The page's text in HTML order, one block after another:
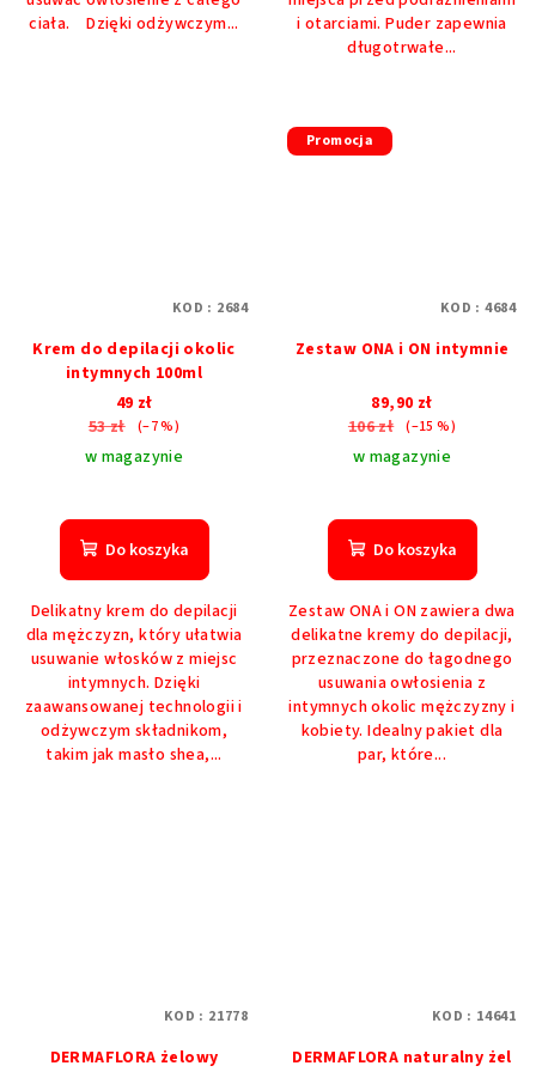
ciała. Dzięki odżywczym...
i otarciami. Puder zapewnia
długotrwałe...
Krem do depilacji okolic
intymnych 100ml
49 zł
53 zł
(–7 %)
w magazynie
ocena
produktu
na
5
gwiazdek.
Do koszyka
Delikatny krem ​​do depilacji
dla mężczyzn, który ułatwia
usuwanie włosków z miejsc
intymnych. Dzięki
zaawansowanej technologii i
odżywczym składnikom,
takim jak masło shea,...
KOD : 2684
Promocja
Zestaw ONA i ON intymnie
89,90 zł
106 zł (–15 %)
w magazynie
ocena
produktu
na
5
gwiazdek.
Do koszyka
Zestaw ONA i ON zawiera dwa
delikatne kremy do depilacji,
przeznaczone do łagodnego
usuwania owłosienia z
intymnych okolic mężczyzny i
kobiety. Idealny pakiet dla
par, które...
KOD : 4684
DERMAFLORA żelowy
KOD : 21778
DERMAFLORA naturalny żel
KOD : 14641